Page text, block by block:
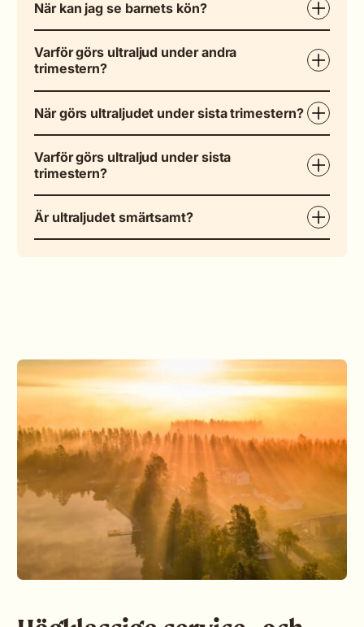
När kan jag se barnets kön?
Varför görs ultraljud under andra
trimestern?
När görs ultraljudet under sista trimestern?
Varför görs ultraljud under sista
trimestern?
Är ultraljudet smärtsamt?